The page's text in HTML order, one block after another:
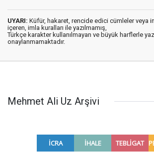
UYARI: Küfür, hakaret, rencide edici cümleler veya
içeren, imla kuralları ile yazılmamış,
Türkçe karakter kullanılmayan ve büyük harflerle
onaylanmamaktadır.
Mehmet Ali Uz Arşivi